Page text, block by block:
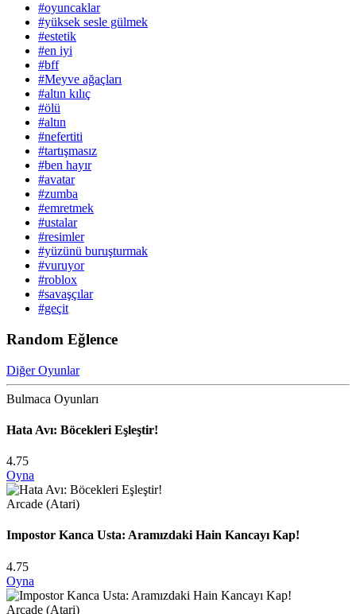
#oyuncaklar
#yüksek sesle gülmek
#estetik
#en iyi
#bff
#Meyve ağaçları
#altın kılıç
#ölü
#altın
#nefertiti
#tartışmasız
#ben hayır
#avatar
#zumba
#emretmek
#ustalar
#resimler
#yüzünü buruşturmak
#vuruyor
#roblox
#savaşçılar
#geçit
Random Eğlence
Diğer Oyunlar
Bulmaca Oyunları
Hata Avı: Böcekleri Eşleştir!
4.75
Oyna
Arcade (Atari)
Impostor Kanca Usta: Aramızdaki Hain Kancayı Kap!
4.75
Oyna
Arcade (Atari)